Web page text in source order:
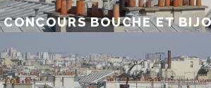
CONCOURS BOUCHE ET